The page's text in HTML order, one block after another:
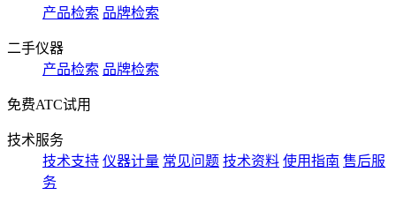
产品检索 品牌检索
二手仪器
产品检索 品牌检索
免费ATC试用
技术服务
技术支持 仪器计量 常见问题 技术资料 使用指南 售后服
务